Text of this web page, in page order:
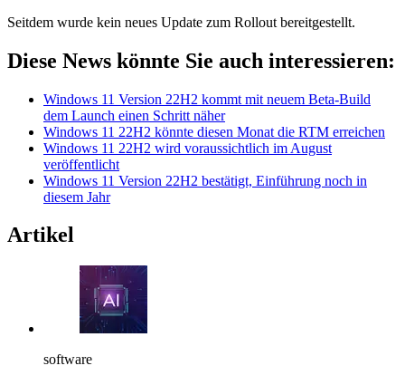
Seitdem wurde kein neues Update zum Rollout bereitgestellt.
Diese News könnte Sie auch interessieren:
Windows 11 Version 22H2 kommt mit neuem Beta-Build
dem Launch einen Schritt näher
Windows 11 22H2 könnte diesen Monat die RTM erreichen
Windows 11 22H2 wird voraussichtlich im August
veröffentlicht
Windows 11 Version 22H2 bestätigt, Einführung noch in
diesem Jahr
Artikel
software